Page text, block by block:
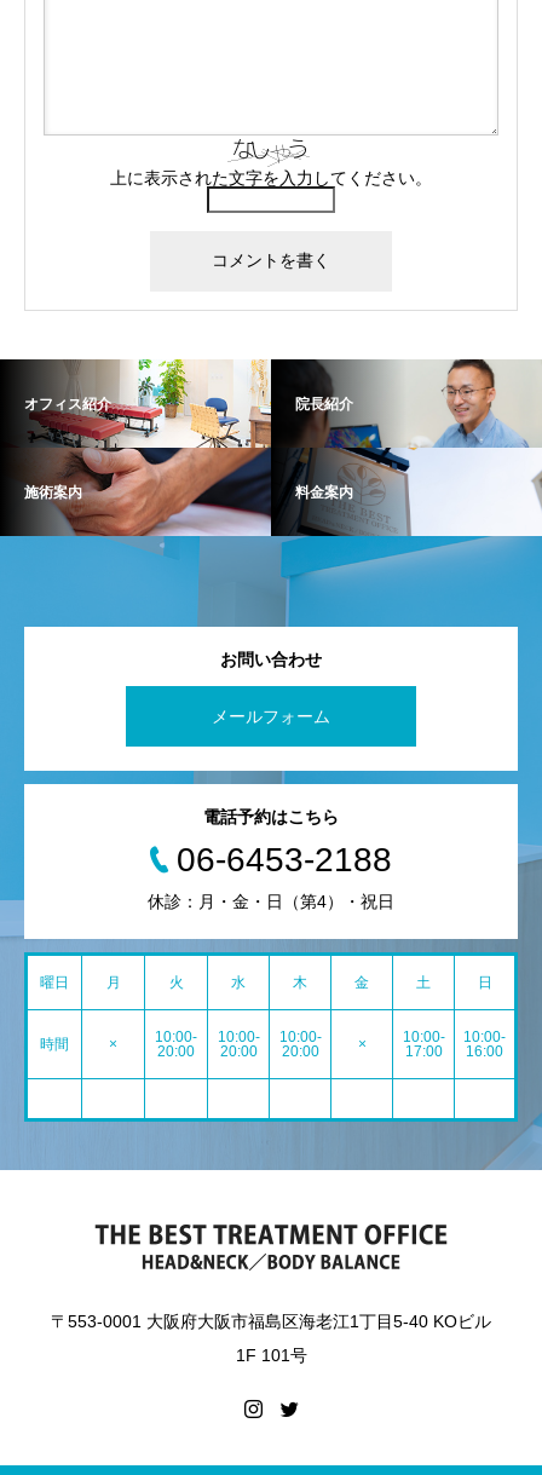
上に表示された文字を入力してください。
オフィス紹介 院長紹介
施術案内 料金案内
お問い合わせ
メールフォーム
電話予約はこちら
06-6453-2188
休診：月・金・日（第4）・祝日
曜日 月 火 水 木 金 土 日
時間 ×
10:00-
20:00
10:00-
20:00
10:00-
20:00
×
10:00-
17:00
10:00-
16:00
〒553-0001 大阪府大阪市福島区海老江1丁目5-40 KOビル
1F 101号